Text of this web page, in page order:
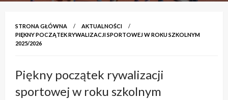
STRONA GŁÓWNA
AKTUALNOŚCI
PIĘKNY POCZĄTEK RYWALIZACJI SPORTOWEJ W ROKU SZKOLNYM
2025/2026
Piękny początek rywalizacji
sportowej w roku szkolnym